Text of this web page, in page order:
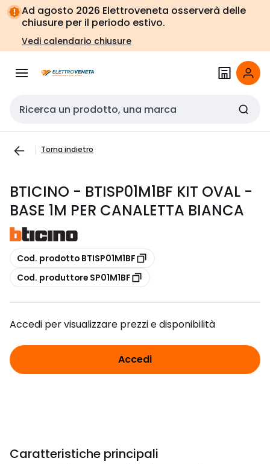
Vai alla
navigazione
Vai
alla
pagina
Ad agosto 2026 Elettroveneta osserverà delle
chiusure per il periodo estivo.
Vedi calendario chiusure
Cerca input
Torna indietro
BTICINO - BTISP01M1BF KIT OVAL -
BASE 1M PER CANALETTA BIANCA
copia
Cod. prodotto BTISP01M1BF
copia
Cod. produttore SP01M1BF
Accedi per visualizzare prezzi e disponibilità
Accedi
Caratteristiche principali